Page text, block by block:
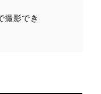
撮影でき